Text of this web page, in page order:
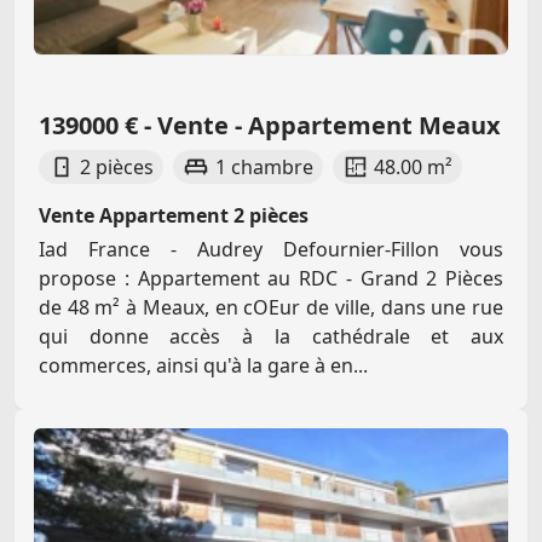
139000 € - Vente - Appartement Meaux
2 pièces 1 chambre
48.00 m²
Vente Appartement 2 pièces
Iad France - Audrey Defournier-Fillon vous
propose : Appartement au RDC - Grand 2 Pièces
de 48 m² à Meaux, en cOEur de ville, dans une rue
qui donne accès à la cathédrale et aux
commerces, ainsi qu'à la gare à en...